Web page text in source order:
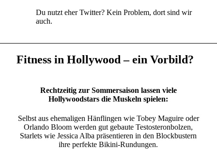
Du nutzt eher Twitter? Kein Problem, dort sind wir
auch.
Fitness in Hollywood – ein Vorbild?
Rechtzeitig zur Sommersaison lassen viele
Hollywoodstars die Muskeln spielen:
Selbst aus ehemaligen Hänflingen wie Tobey Maguire oder
Orlando Bloom werden gut gebaute Testosteronbolzen,
Starlets wie Jessica Alba präsentieren in den Blockbustern
ihre perfekte Bikini-Rundungen.